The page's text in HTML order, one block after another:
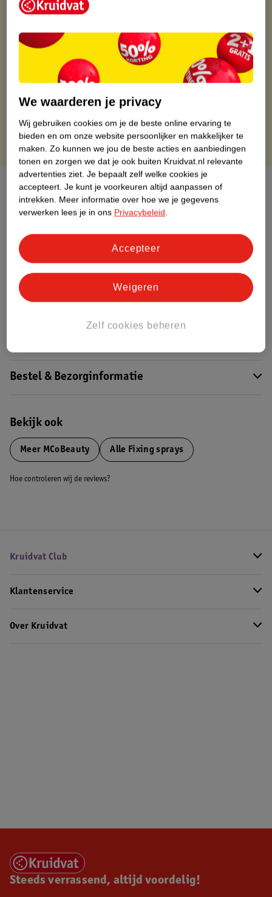
Gratis ophalen in de winkel
Op werkdagen voor 22:00 uur besteld, volgende dag in huis
Gratis thuisbezorgd vanaf 50.00
Gratis punten met je Kruidvat kaart
Over dit product
Productinformatie
Etiketinformatie
Nature Impact Score
Dit product heeft (nog) geen Nature
Meer informatie
Bestel & Bezorginformatie
Bekijk ook
Meer MCoBeauty Alle Fixing sprays
Hoe controleren wij de reviews?
Kruidvat Club
Klantenservice
Over Kruidvat
Steeds verrassend, altijd voordelig!
We waarderen je privacy
Wij gebruiken cookies om je de beste online ervaring te
bieden en om onze website persoonlijker en makkelijker te
maken. Zo kunnen we jou de beste acties en aanbiedingen
tonen en zorgen we dat je ook buiten Kruidvat.nl relevante
advertenties ziet. Je bepaalt zelf welke cookies je
accepteert. Je kunt je voorkeuren altijd aanpassen of
intrekken. Meer informatie over hoe we je gegevens
verwerken lees je in ons Privacybeleid.
Zelf cookies beheren
Weigeren
Accepteer